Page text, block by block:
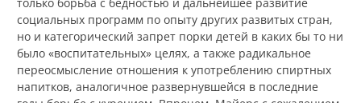
только борьба с бедностью и дальнейшее развитие
социальных программ по опыту других развитых стран,
но и категорический запрет порки детей в каких бы то ни
было «воспитательных» целях, а также радикальное
переосмысление отношения к употреблению спиртных
напитков, аналогичное развернувшейся в последние